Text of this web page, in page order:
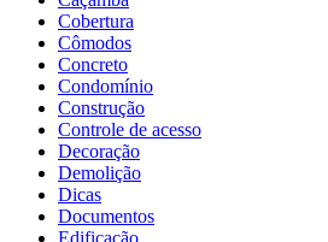
Cobertura
Cômodos
Concreto
Condomínio
Construção
Controle de acesso
Decoração
Demolição
Dicas
Documentos